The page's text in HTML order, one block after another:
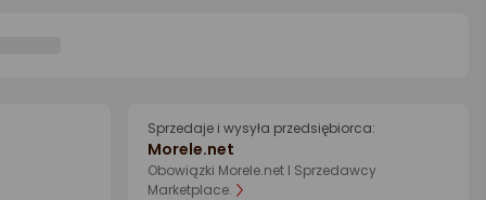
Sprzedaje i wysyła przedsiębiorca:
Morele.net
Obowiązki Morele.net I Sprzedawcy
Marketplace.